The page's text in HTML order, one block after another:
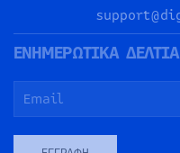
ΕΝΗΜΕΡΩΤΙΚΑ ΔΕΛΤΙΑ